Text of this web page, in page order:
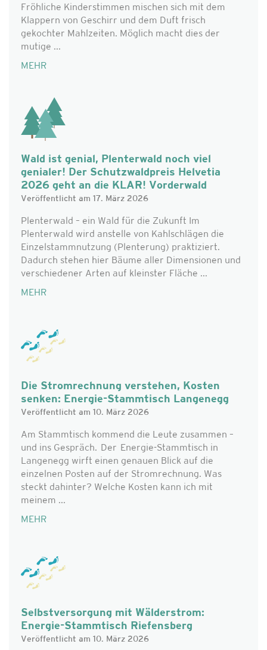
Fröhliche Kinderstimmen mischen sich mit dem
Klappern von Geschirr und dem Duft frisch
gekochter Mahlzeiten. Möglich macht dies der
mutige ...
MEHR
Wald ist genial, Plenterwald noch viel
genialer! Der Schutzwaldpreis Helvetia
2026 geht an die KLAR! Vorderwald
Veröffentlicht am 17. März 2026
Plenterwald – ein Wald für die Zukunft Im
Plenterwald wird anstelle von Kahlschlägen die
Einzelstammnutzung (Plenterung) praktiziert.
Dadurch stehen hier Bäume aller Dimensionen und
verschiedener Arten auf kleinster Fläche ...
MEHR
Die Stromrechnung verstehen, Kosten
senken: Energie-Stammtisch Langenegg
Veröffentlicht am 10. März 2026
Am Stammtisch kommend die Leute zusammen –
und ins Gespräch. Der Energie-Stammtisch in
Langenegg wirft einen genauen Blick auf die
einzelnen Posten auf der Stromrechnung. Was
steckt dahinter? Welche Kosten kann ich mit
meinem ...
MEHR
Selbstversorgung mit Wälderstrom:
Energie-Stammtisch Riefensberg
Veröffentlicht am 10. März 2026